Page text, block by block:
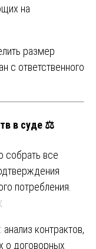
на
размер
с ответственного
в суде ⚖️
собрать все
потребления.
: анализ контрактов,
о договорных